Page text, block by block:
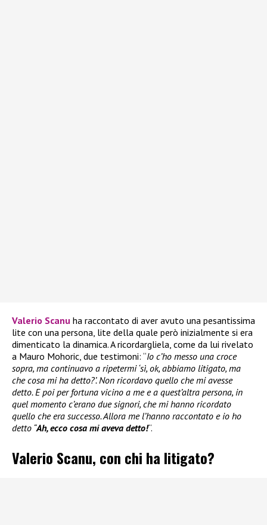
Valerio Scanu ha raccontato di aver avuto una pesantissima
lite con una persona, lite della quale però inizialmente si era
dimenticato la dinamica. A ricordargliela, come da lui rivelato
a Mauro Mohoric, due testimoni: “Io c’ho messo una croce
sopra, ma continuavo a ripetermi ‘sì, ok, abbiamo litigato, ma
che cosa mi ha detto?’. Non ricordavo quello che mi avesse
detto. E poi per fortuna vicino a me e a quest’altra persona, in
quel momento c’erano due signori, che mi hanno ricordato
quello che era successo. Allora me l’hanno raccontato e io ho
detto “Ah, ecco cosa mi aveva detto!“.
Valerio Scanu, con chi ha litigato?